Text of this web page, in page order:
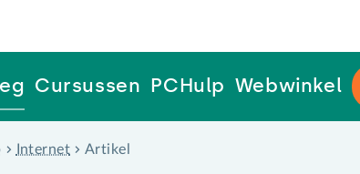
Cursussen PCHulp Webwinkel
Internet Artikel